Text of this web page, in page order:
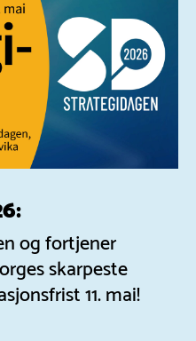
og fortjener
skarpeste
11. mai!